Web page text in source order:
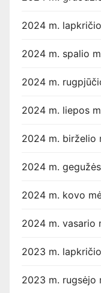
2024 m.
2024 m. spalio
2024 m.
2024 m. liepos
2024 m. birželio
2024 m.
2024 m. kovo
2024 m. vasario
2023 m.
2023 m. rugsėjo